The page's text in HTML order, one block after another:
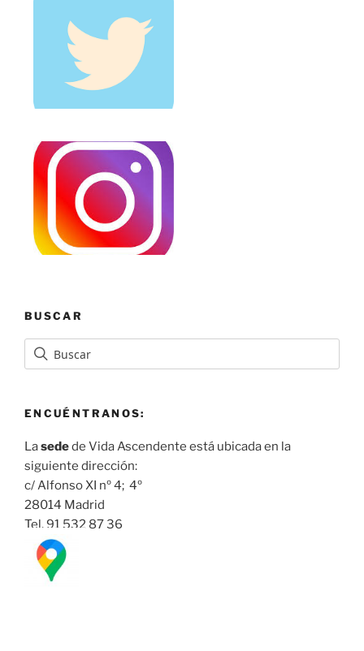
BUSCAR
ENCUÉNTRANOS:
Lasedede Vida Ascendente está ubicada en la
siguiente dirección:
c/ Alfonso XI nº 4; 4º
28014 Madrid
Tel. 91 532 87 36